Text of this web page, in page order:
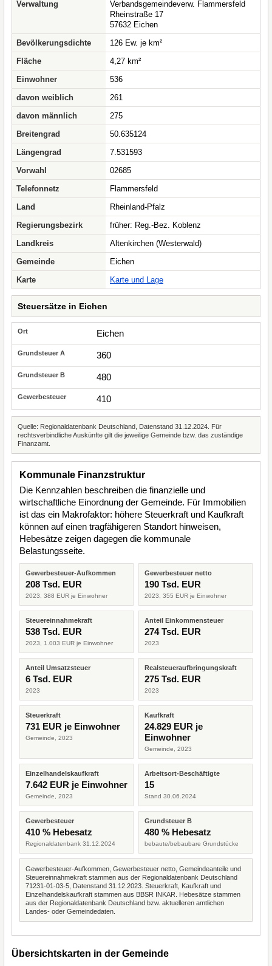
Verwaltung
Verbandsgemeindeverw. Flammersfeld
Rheinstraße 17
57632 Eichen
Bevölkerungsdichte
126 Ew. je km²
Fläche
4,27 km²
Einwohner
536
davon weiblich
261
davon männlich
275
Breitengrad
50.635124
Längengrad
7.531593
Vorwahl
02685
Telefonnetz
Flammersfeld
Land
Rheinland-Pfalz
Regierungsbezirk
früher: Reg.-Bez. Koblenz
Landkreis
Altenkirchen (Westerwald)
Gemeinde
Eichen
Karte
Karte und Lage
Steuersätze in Eichen
Eichen
360
480
410
Quelle: Regionaldatenbank Deutschland, Datenstand 31.12.2024. Für
rechtsverbindliche Auskünfte gilt die jeweilige Gemeinde bzw. das zuständige
Finanzamt.
Kommunale Finanzstruktur
Die Kennzahlen beschreiben die finanzielle und
wirtschaftliche Einordnung der Gemeinde. Für Immobilien
ist das ein Makrofaktor: höhere Steuerkraft und Kaufkraft
können auf einen tragfähigeren Standort hinweisen,
Hebesätze zeigen dagegen die kommunale
Belastungsseite.
Gewerbesteuer-Aufkommen
208 Tsd. EUR
2023, 388 EUR je Einwohner
Gewerbesteuer netto
190 Tsd. EUR
2023, 355 EUR je Einwohner
Steuereinnahmekraft
538 Tsd. EUR
2023, 1.003 EUR je Einwohner
Anteil Einkommensteuer
274 Tsd. EUR
2023
Anteil Umsatzsteuer
6 Tsd. EUR
2023
Realsteueraufbringungskraft
275 Tsd. EUR
2023
Steuerkraft
731 EUR je Einwohner
Gemeinde, 2023
Kaufkraft
24.829 EUR je
Einwohner
Gemeinde, 2023
Einzelhandelskaufkraft
7.642 EUR je Einwohner
Gemeinde, 2023
Arbeitsort-Beschäftigte
15
Stand 30.06.2024
Gewerbesteuer
410 % Hebesatz
Regionaldatenbank 31.12.2024
Grundsteuer B
480 % Hebesatz
bebaute/bebaubare Grundstücke
Gewerbesteuer-Aufkommen, Gewerbesteuer netto, Gemeindeanteile und
Steuereinnahmekraft stammen aus der Regionaldatenbank Deutschland
71231-01-03-5, Datenstand 31.12.2023. Steuerkraft, Kaufkraft und
Einzelhandelskaufkraft stammen aus BBSR INKAR. Hebesätze stammen
aus der Regionaldatenbank Deutschland bzw. aktuelleren amtlichen
Landes- oder Gemeindedaten.
Übersichtskarten in der Gemeinde